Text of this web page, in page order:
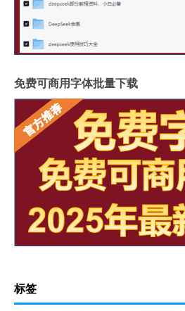
免费可商用字体批量下载
标签